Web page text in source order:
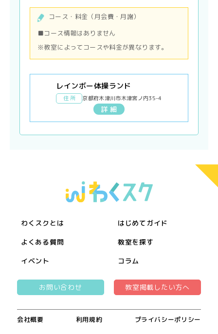
コース・料金（月会費・月謝）
■コース情報はありません
※教室によってコースや料金が異なります。
レインボー体操ランド
住 所 京都府木津川市木津宮ノ内35-4
詳 細
わくスクとは はじめてガイド
よくある質問 教室を探す
イベント コラム
お問い合わせ 教室掲載したい方へ
会社概要 利用規約 プライバシーポリシー